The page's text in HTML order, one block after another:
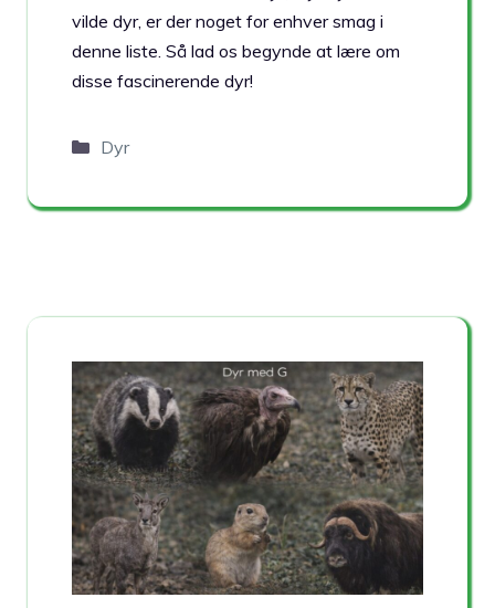
vilde dyr, er der noget for enhver smag i
denne liste. Så lad os begynde at lære om
disse fascinerende dyr!
Kategorier
Dyr